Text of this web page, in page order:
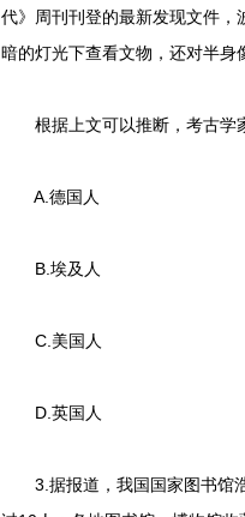
代》周刊刊登的最新发现文件
暗的灯光下查看文物，还对半身
根据上文可以推断，考古学家
A.德国人
B.埃及人
C.美国人
D.英国人
3.据报道，我国国家图书馆浩